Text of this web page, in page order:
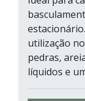
utilização
pedras,
líquidos e